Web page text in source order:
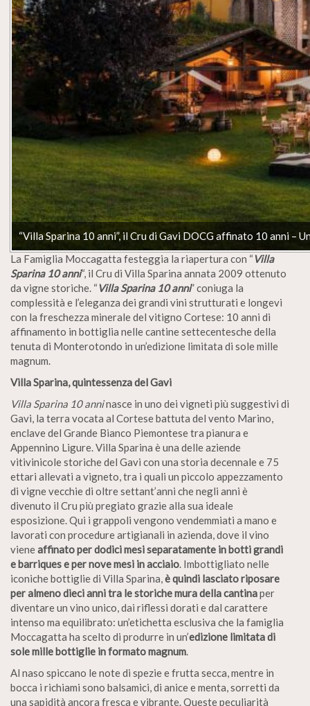
“Villa Sparina 10 anni”, il Cru di Gavi DOCG affinato 10 anni –
La Famiglia Moccagatta festeggia la riapertura con “Villa
Sparina 10 anni“, il Cru di Villa Sparina annata 2009 ottenuto
da vigne storiche. “Villa Sparina 10 anni” coniuga la
complessità e l’eleganza dei grandi vini strutturati e longevi
con la freschezza minerale del vitigno Cortese: 10 anni di
affinamento in bottiglia nelle cantine settecentesche della
tenuta di Monterotondo in un’edizione limitata di sole mille
magnum.
Villa Sparina, quintessenza del Gavi
Villa Sparina 10 anninasce in uno dei vigneti più suggestivi di
Gavi, la terra vocata al Cortese battuta del vento Marino,
enclave del Grande Bianco Piemontese tra pianura e
Appennino Ligure. Villa Sparina è una delle aziende
vitivinicole storiche del Gavi con una storia decennale e 75
ettari allevati a vigneto, tra i quali un piccolo appezzamento
di vigne vecchie di oltre settant’anni che negli anni è
divenuto il Cru più pregiato grazie alla sua ideale
esposizione. Qui i grappoli vengono vendemmiati a mano e
lavorati con procedure artigianali in azienda, dove il vino
vieneaffinato per dodici mesi separatamente in botti grandi
e barriques e per nove mesi in acciaio. Imbottigliato nelle
iconiche bottiglie di Villa Sparina,è quindi lasciato riposare
per almeno dieci anni tra le storiche mura della cantinaper
diventare un vino unico, dai riflessi dorati e dal carattere
intenso ma equilibrato: un’etichetta esclusiva che la famiglia
Moccagatta ha scelto di produrre in un’edizione limitata di
sole mille bottiglie in formato magnum.
Al naso spiccano le note di spezie e frutta secca, mentre in
bocca i richiami sono balsamici, di anice e menta, sorretti da
una sapidità ancora fresca e vibrante. Queste peculiarità